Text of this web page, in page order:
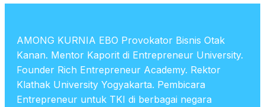
AMONG KURNIA EBO Provokator Bisnis Otak
Kanan. Mentor Kaporit di Entrepreneur University.
Founder Rich Entrepreneur Academy. Rektor
Klathak University Yogyakarta. Pembicara
Entrepreneur untuk TKI di berbagai negara